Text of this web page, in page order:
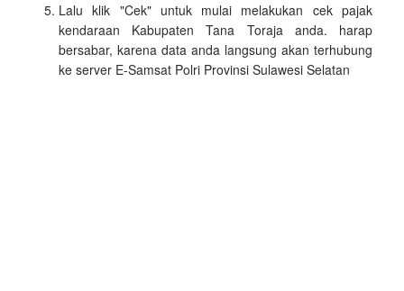
Lalu klik "Cek" untuk mulai melakukan cek pajak
kendaraan Kabupaten Tana Toraja anda. harap
bersabar, karena data anda langsung akan terhubung
ke server E-Samsat Polri Provinsi Sulawesi Selatan